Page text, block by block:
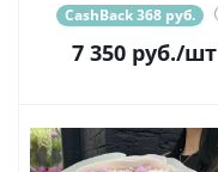
CashBack 368 руб.
7 350руб./шт